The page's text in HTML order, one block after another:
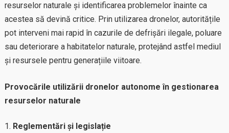
resurselor naturale și identificarea problemelor înainte ca
acestea să devină critice. Prin utilizarea dronelor, autoritățile
pot interveni mai rapid în cazurile de defrișări ilegale, poluare
sau deteriorare a habitatelor naturale, protejând astfel mediul
și resursele pentru generațiile viitoare.
Provocările utilizării dronelor autonome în gestionarea
resurselor naturale
Reglementări și legislație